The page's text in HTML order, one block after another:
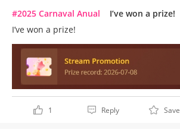
#2025 Carnaval Anual
I’ve won a prize!
I’ve won a prize!
1 Reply Save